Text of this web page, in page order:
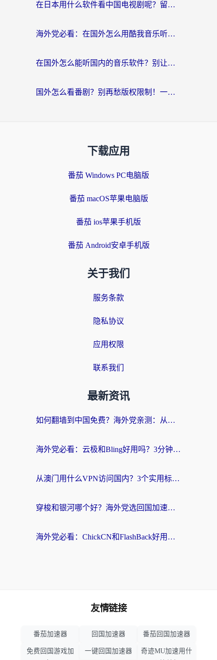
在日本用什么软件看中国电视剧呢？留学生亲测有效的回国加速方案
海外党必看：在国外怎么用酷我音乐听音乐？告别“地区不支持”的实用指南
在国外怎么能听国内的音乐软件？别让版权限制断了你的“中文歌单”
国外怎么看番剧？别再愁版权限制！一个工具解决所有回国追剧难题
下载应用
番茄 Windows PC电脑版
番茄 macOS苹果电脑版
番茄 ios苹果手机版
番茄 Android安卓手机版
关于我们
服务条款
隐私协议
应用权限
联系我们
最新资讯
如何翻墙到中国免费？海外党亲测：从踩坑到选对加速器的全攻略
海外党必看：云极和Bling好用吗？3分钟教你选对回国加速器
从澳门用什么VPN访问国内？3个实用标准帮你避开坑，无缝刷剧听歌
穿梭和银河哪个好？海外党选回国加速器的避坑指南，附番茄加速器实测体验
海外党必看：ChickCN和FlashBack好用吗？3招教你选对回国加速器（附云极、HomeCN、斧牛vs艾果对比）
友情链接
番茄加速器 回国加速器 番茄回国加速器
免费回国游戏加
一键回国加速器
奇迹MU加速用什